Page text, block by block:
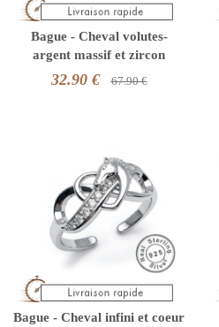
Bague - Cheval volutes-
argent massif et zircon
32.90 € 67.90 €
Bague - Cheval infini et coeur